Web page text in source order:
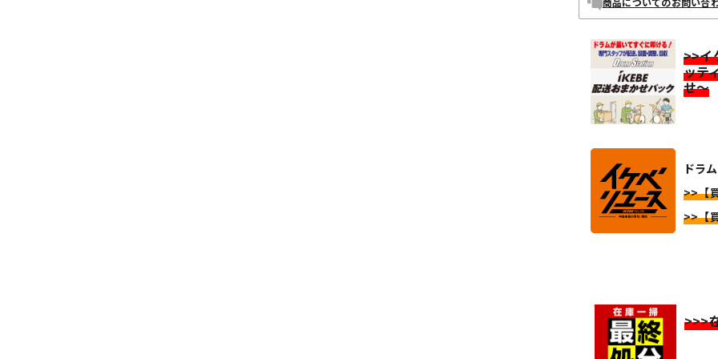
>>イ
ッテ
せ～
ドラ
>>【
>>【
>>>